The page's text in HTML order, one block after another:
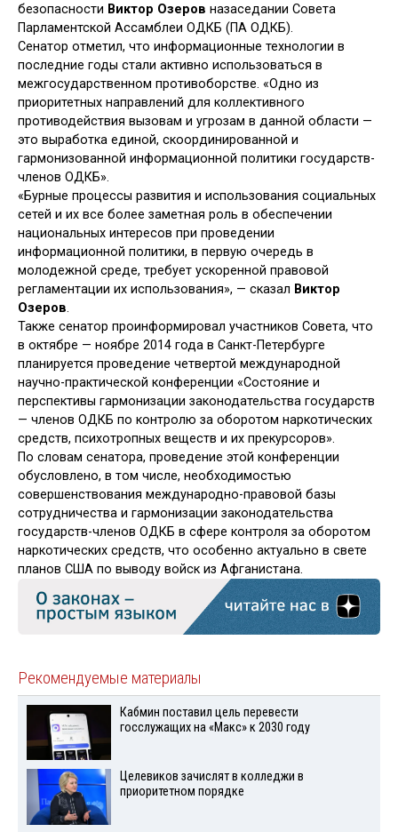
безопасности Виктор Озеров назаседании Совета
Парламентской Ассамблеи ОДКБ (ПА ОДКБ).
Сенатор отметил, что информационные технологии в
последние годы стали активно использоваться в
межгосударственном противоборстве. «Одно из
приоритетных направлений для коллективного
противодействия вызовам и угрозам в данной области —
это выработка единой, скоординированной и
гармонизованной информационной политики государств-
членов ОДКБ».
«Бурные процессы развития и использования социальных
сетей и их все более заметная роль в обеспечении
национальных интересов при проведении
информационной политики, в первую очередь в
молодежной среде, требует ускоренной правовой
регламентации их использования», — сказал Виктор
Озеров.
Также сенатор проинформировал участников Совета, что
в октябре — ноябре 2014 года в Санкт-Петербурге
планируется проведение четвертой международной
научно-практической конференции «Состояние и
перспективы гармонизации законодательства государств
— членов ОДКБ по контролю за оборотом наркотических
средств, психотропных веществ и их прекурсоров».
По словам сенатора, проведение этой конференции
обусловлено, в том числе, необходимостью
совершенствования международно-правовой базы
сотрудничества и гармонизации законодательства
государств-членов ОДКБ в сфере контроля за оборотом
наркотических средств, что особенно актуально в свете
планов США по выводу войск из Афганистана.
Рекомендуемые материалы
Кабмин поставил цель перевести
госслужащих на «Макс» к 2030 году
Целевиков зачислят в колледжи в
приоритетном порядке